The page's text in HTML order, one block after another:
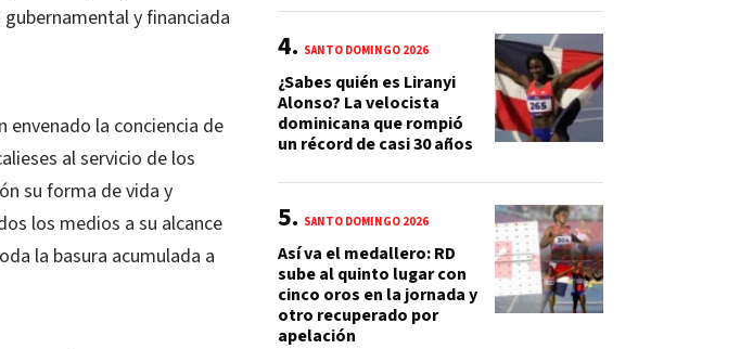
y financiada
envenado la conciencia de
al servicio de los
su forma de vida y
los medios a su alcance
la basura acumulada a
SANTO DOMINGO 2026
¿Sabes quién es Liranyi
Alonso? La velocista
dominicana que rompió
un récord de casi 30 años
SANTO DOMINGO 2026
Así va el medallero: RD
sube al quinto lugar con
cinco oros en la jornada y
otro recuperado por
apelación